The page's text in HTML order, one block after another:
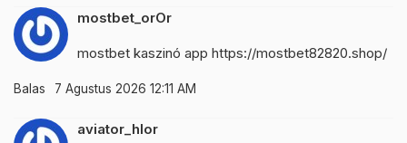
mostbet_orOr
mostbet kaszinó app https://mostbet82820.shop/
Balas 7 Agustus 2026 12:11 AM
aviator_hlor